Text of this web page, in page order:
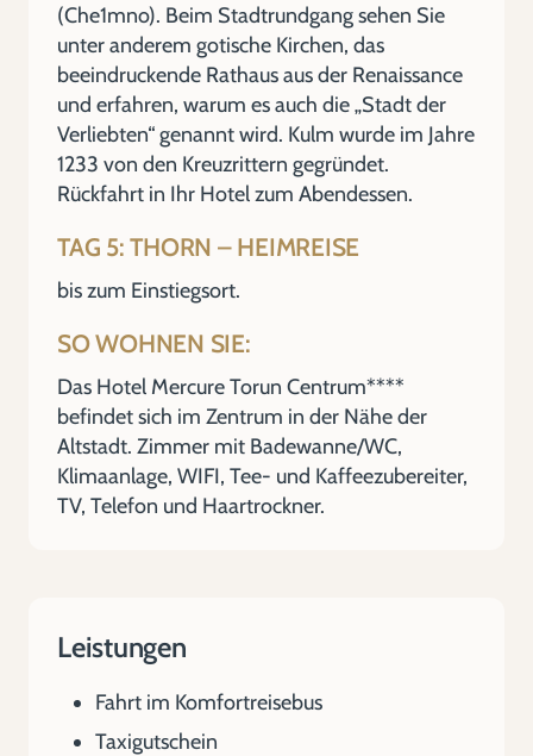
(Che1mno). Beim Stadtrundgang sehen Sie
unter anderem gotische Kirchen, das
beeindruckende Rathaus aus der Renaissance
und erfahren, warum es auch die „Stadt der
Verliebten“ genannt wird. Kulm wurde im Jahre
1233 von den Kreuzrittern gegründet.
Rückfahrt in Ihr Hotel zum Abendessen.
TAG 5: THORN – HEIMREISE
bis zum Einstiegsort.
SO WOHNEN SIE:
Das Hotel Mercure Torun Centrum****
befindet sich im Zentrum in der Nähe der
Altstadt. Zimmer mit Badewanne/WC,
Klimaanlage, WIFI, Tee- und Kaffeezubereiter,
TV, Telefon und Haartrockner.
Leistungen
Fahrt im Komfortreisebus
Taxigutschein